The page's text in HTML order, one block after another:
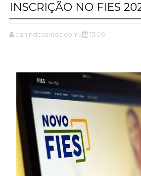
INSCRIÇÃO NO FIES
canindesantos.com.br 15:06